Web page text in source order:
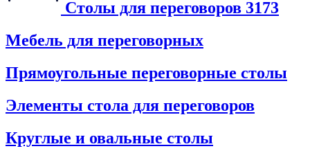
Столы для переговоров 3173
Мебель для переговорных
Прямоугольные переговорные столы
Элементы стола для переговоров
Круглые и овальные столы